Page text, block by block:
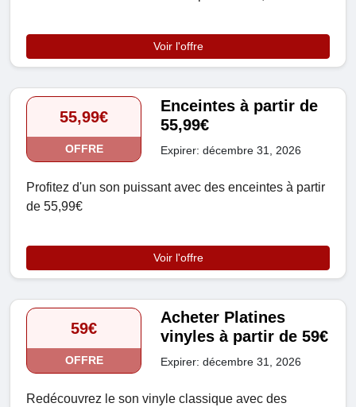
Voir l'offre
55,99€
OFFRE
Enceintes à partir de
55,99€
Expirer: décembre 31, 2026
Profitez d'un son puissant avec des enceintes à partir
de 55,99€
Voir l'offre
59€
OFFRE
Acheter Platines
vinyles à partir de 59€
Expirer: décembre 31, 2026
Redécouvrez le son vinyle classique avec des